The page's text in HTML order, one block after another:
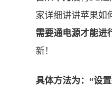
家详细讲讲苹果如
需要通电源才能进
新！
具体方法为：“设